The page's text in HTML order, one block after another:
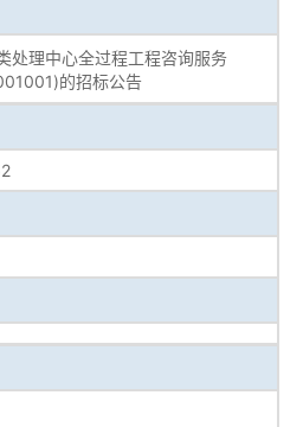
处理中心全过程工程咨询服务
的招标公告